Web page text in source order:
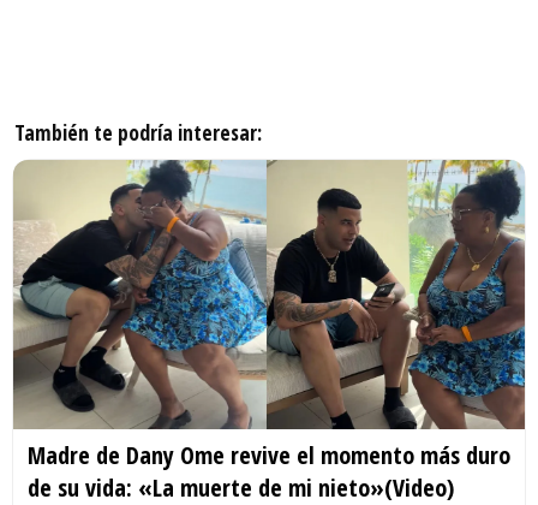
También te podría interesar:
Madre de Dany Ome revive el momento más duro
de su vida: «La muerte de mi nieto»(Video)